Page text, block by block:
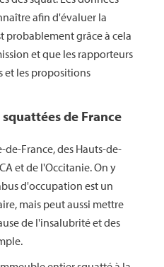
afin d'évaluer la
probablement grâce à cela
et que les rapporteurs
et les propositions
de France
France, des Hauts-de-
et de l'Occitanie. On y
d'occupation est un
mais peut aussi mettre
de l'insalubrité et des